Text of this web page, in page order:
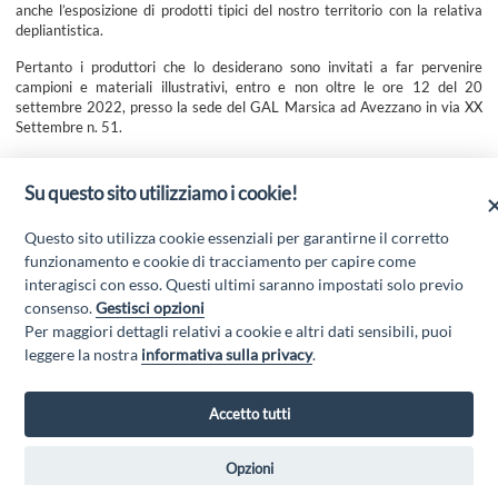
anche l’esposizione di prodotti tipici del nostro territorio con la relativa
depliantistica.
Pertanto i produttori che lo desiderano sono invitati a far pervenire
campioni e materiali illustrativi, entro e non oltre le ore 12 del 20
settembre 2022, presso la sede del GAL Marsica ad Avezzano in via XX
Settembre n. 51.
che, al ritorno, potranno essere ritirati in sede dal 27 settembre pv.: il
GAL si impegna anche ad inviare ai produttori il materiale fotografico
Per la consegna si prega di fare riferimento al responsabile animazione:
Augusto Cicchinelli – 392.2274215 – mail:animazione@marsica.it
Su questo sito utilizziamo i cookie!
Questo sito utilizza cookie essenziali per garantirne il corretto
funzionamento e cookie di tracciamento per capire come
interagisci con esso. Questi ultimi saranno impostati solo previo
consenso.Gestisci opzioni
Per maggiori dettagli relativi a cookie e altri dati sensibili, puoi
leggere la nostra informativa sulla privacy.
Accetto tutti
Opzioni